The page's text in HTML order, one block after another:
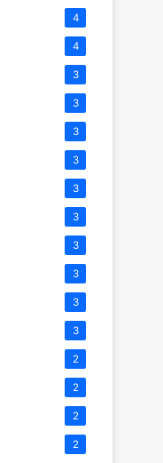
4
4
3
3
3
3
3
3
3
3
3
3
2
2
2
2